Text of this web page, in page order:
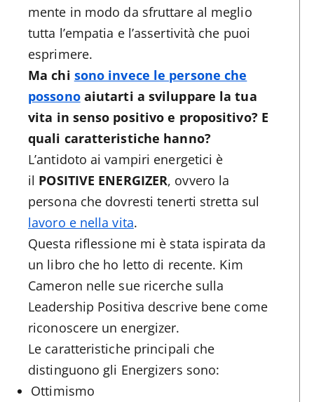
mente in modo da sfruttare al meglio
tutta l’empatia e l’assertività che puoi
esprimere.
Ma chi sono invece le persone che
possonoaiutarti a sviluppare la tua
vita in senso positivo e propositivo? E
quali caratteristiche hanno?
L’antidoto ai vampiri energetici è
il POSITIVE ENERGIZER, ovvero la
persona che dovresti tenerti stretta sul
lavoro e nella vita.
Questa riflessione mi è stata ispirata da
un libro che ho letto di recente. Kim
Cameron nelle sue ricerche sulla
Leadership Positiva descrive bene come
riconoscere un energizer.
Le caratteristiche principali che
distinguono gli Energizers sono:
Ottimismo